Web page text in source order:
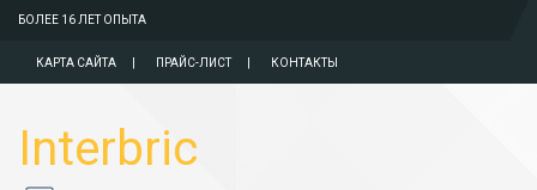
БОЛЕЕ 16 ЛЕТ ОПЫТА
КАРТА САЙТА ПРАЙС-ЛИСТ КОНТАКТЫ
Interbric